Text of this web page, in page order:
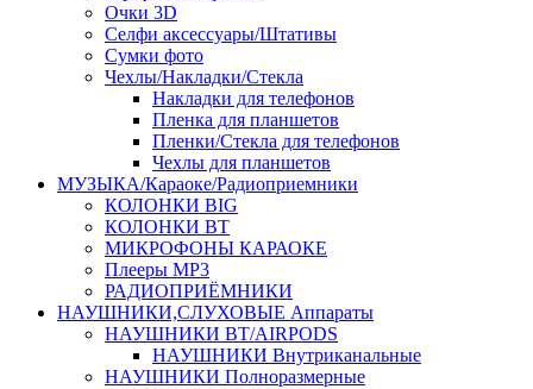
Очки 3D
Селфи аксессуары/Штативы
Сумки фото
Чехлы/Накладки/Стекла
Накладки для телефонов
Пленка для планшетов
Пленки/Стекла для телефонов
Чехлы для планшетов
МУЗЫКА/Караоке/Радиоприемники
КОЛОНКИ BIG
КОЛОНКИ BT
МИКРОФОНЫ КАРАОКЕ
Плееры MP3
РАДИОПРИЁМНИКИ
НАУШНИКИ,СЛУХОВЫЕ Аппараты
НАУШНИКИ BT/AIRPODS
НАУШНИКИ Внутриканальные
НАУШНИКИ Полноразмерные